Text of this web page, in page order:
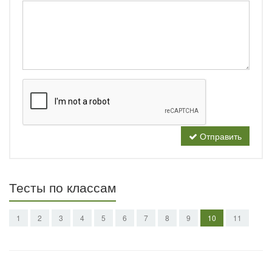
Отправить
Тесты по классам
1 2 3 4 5 6 7 8 9 10 11